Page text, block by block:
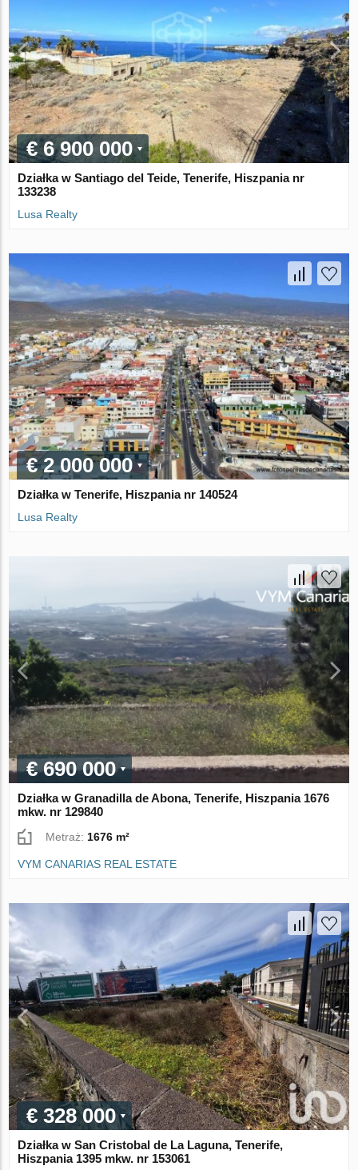
€ 6 900 000
Działka w Santiago del Teide, Tenerife, Hiszpania nr
133238
Lusa Realty
€ 2 000 000
Działka w Tenerife, Hiszpania nr 140524
Lusa Realty
€ 690 000
Działka w Granadilla de Abona, Tenerife, Hiszpania 1676
mkw. nr 129840
Metraż: 1676 m²
VYM CANARIAS REAL ESTATE
€ 328 000
Działka w San Cristobal de La Laguna, Tenerife,
Hiszpania 1395 mkw. nr 153061